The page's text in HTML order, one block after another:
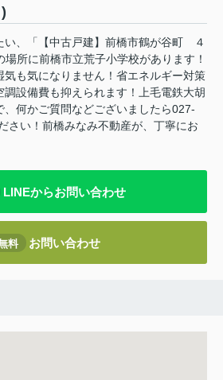
い、「【中古戸建】前橋市鶴が谷町 ４
所に前橋市立荒子小学校があります！
も気になりません！省エネルギー対策
調設備費も抑えられます！上毛電鉄大胡
何かご質問などございましたら027-
さい！前橋みなみ不動産が、丁寧にお
LINEからお問い合わせ
料 お問い合わせ